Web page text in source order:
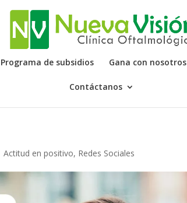
Programa de subsidios Gana con nosotros
Contáctanos
Actitud en positivo, Redes Sociales